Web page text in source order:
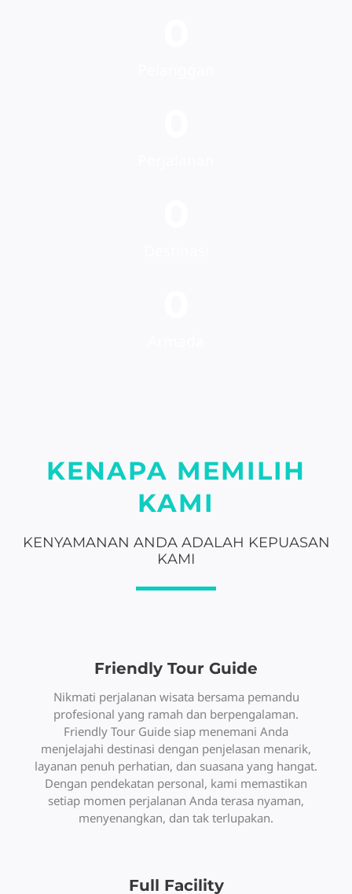
KENAPA MEMILIH
KAMI
KENYAMANAN ANDA ADALAH KEPUASAN
KAMI
Friendly Tour Guide
Nikmati perjalanan wisata bersama pemandu
profesional yang ramah dan berpengalaman.
Friendly Tour Guide siap menemani Anda
menjelajahi destinasi dengan penjelasan menarik,
layanan penuh perhatian, dan suasana yang hangat.
Dengan pendekatan personal, kami memastikan
setiap momen perjalanan Anda terasa nyaman,
menyenangkan, dan tak terlupakan.
Full Facility